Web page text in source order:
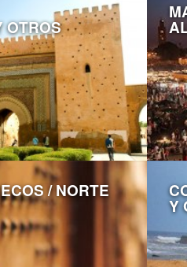
OTROS
/ NORTE
Y